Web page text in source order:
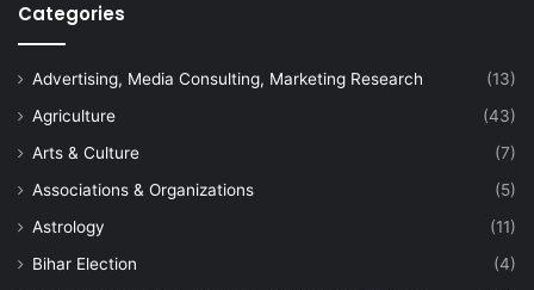
Categories
Advertising, Media Consulting, Marketing Research
(13)
Agriculture
(43)
Arts & Culture
(7)
Associations & Organizations
(5)
Astrology
(11)
Bihar Election
(4)